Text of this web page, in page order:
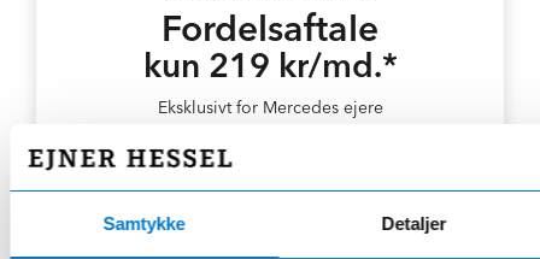
Samtykke Detaljer
Fordelsaftale
kun 219 kr/md.*
Eksklusivt for Mercedes ejere
20% rabat på serviceeftersyn og reparationer
24 bilvaske årligt
2 årlige hjulskift inkl. opbevaring